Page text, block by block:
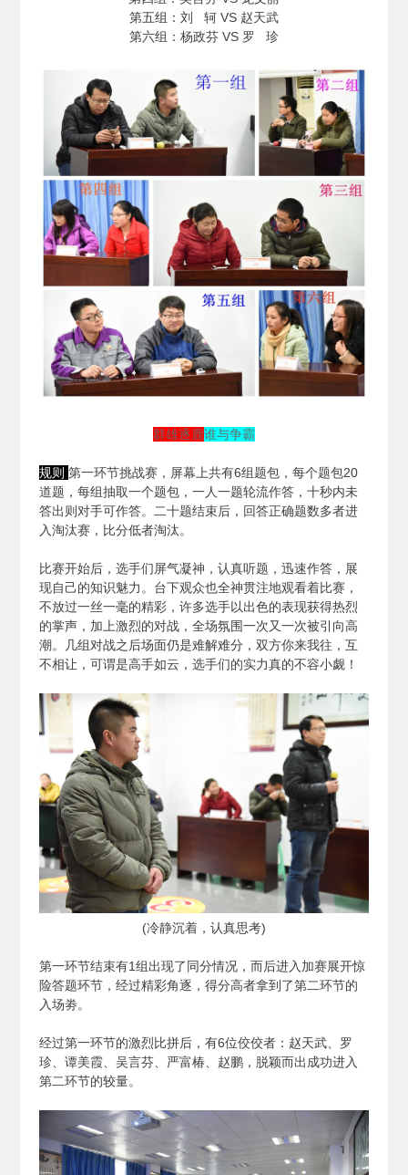
第五组：刘 轲 VS 赵天武
第六组：杨政芬 VS 罗 珍
群雄逐鹿谁与争霸
规则 第一环节挑战赛，屏幕上共有6组题包，每个题包20
道题，每组抽取一个题包，一人一题轮流作答，十秒内未
答出则对手可作答。二十题结束后，回答正确题数多者进
入淘汰赛，比分低者淘汰。
比赛开始后，选手们屏气凝神，认真听题，迅速作答，展
现自己的知识魅力。台下观众也全神贯注地观看着比赛，
不放过一丝一毫的精彩，许多选手以出色的表现获得热烈
的掌声，加上激烈的对战，全场氛围一次又一次被引向高
潮。几组对战之后场面仍是难解难分，双方你来我往，互
不相让，可谓是高手如云，选手们的实力真的不容小觑！
(冷静沉着，认真思考)
第一环节结束有1组出现了同分情况，而后进入加赛展开惊
险答题环节，经过精彩角逐，得分高者拿到了第二环节的
入场劵。
经过第一环节的激烈比拼后，有6位佼佼者：赵天武、罗
珍、谭美霞、吴言芬、严富椿、赵鹏，脱颖而出成功进入
第二环节的较量。